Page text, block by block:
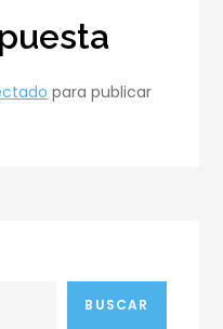
para publicar
BUSCAR